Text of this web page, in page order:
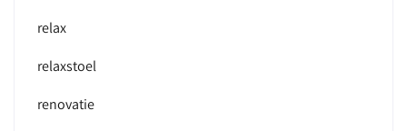
relax
relaxstoel
renovatie